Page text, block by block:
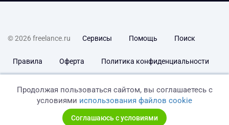
© 2026 freelance.ru Сервисы Помощь Поиск
Правила Оферта Политика конфиденциальности
Продолжая пользоваться сайтом, вы соглашаетесь с
условиями использования файлов cookie
Соглашаюсь с условиями